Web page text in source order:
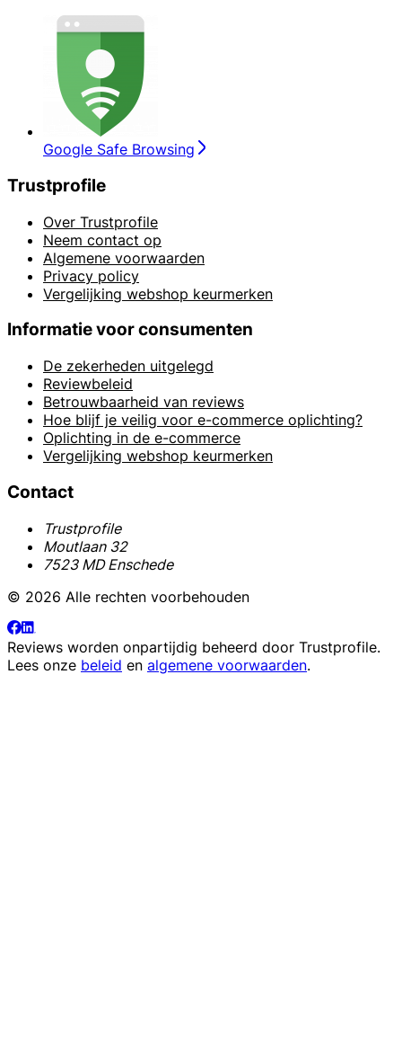
Google Safe Browsing
Trustprofile
Over Trustprofile
Neem contact op
Algemene voorwaarden
Privacy policy
Vergelijking webshop keurmerken
Informatie voor consumenten
De zekerheden uitgelegd
Reviewbeleid
Betrouwbaarheid van reviews
Hoe blijf je veilig voor e-commerce oplichting?
Oplichting in de e-commerce
Vergelijking webshop keurmerken
Contact
Trustprofile
Moutlaan 32
7523 MD Enschede
© 2026 Alle rechten voorbehouden
Reviews worden onpartijdig beheerd door Trustprofile.
Lees onze beleid en algemene voorwaarden.